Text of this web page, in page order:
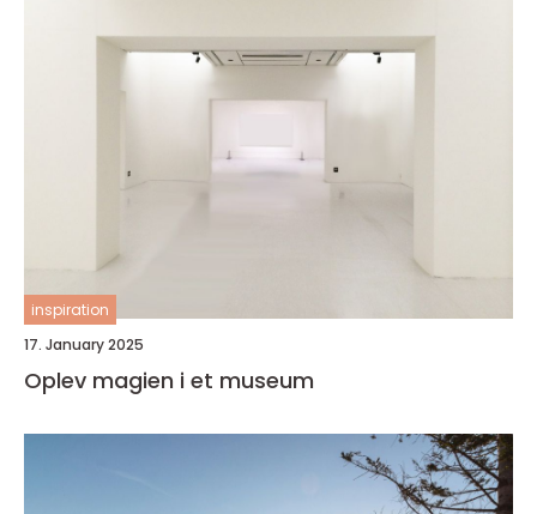
inspiration
17. January 2025
Oplev magien i et museum